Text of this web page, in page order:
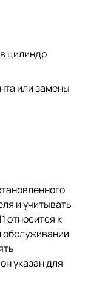
цилиндр
или замены
и учитывать
относится к
указан для